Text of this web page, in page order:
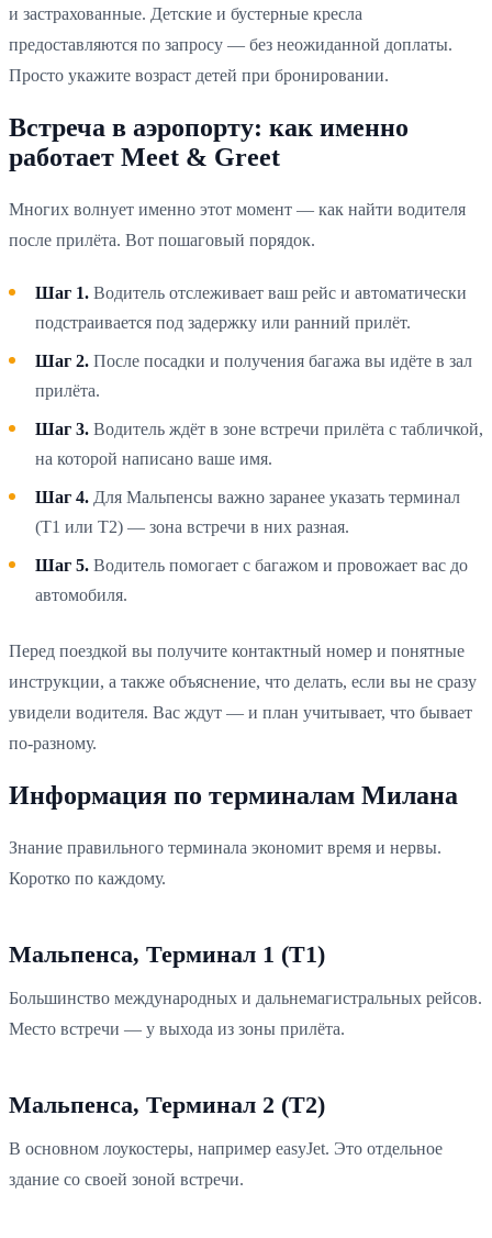
и застрахованные. Детские и бустерные кресла
предоставляются по запросу — без неожиданной доплаты.
Просто укажите возраст детей при бронировании.
Встреча в аэропорту: как именно
работает Meet & Greet
Многих волнует именно этот момент — как найти водителя
после прилёта. Вот пошаговый порядок.
Шаг 1. Водитель отслеживает ваш рейс и автоматически
подстраивается под задержку или ранний прилёт.
Шаг 2. После посадки и получения багажа вы идёте в зал
прилёта.
Шаг 3. Водитель ждёт в зоне встречи прилёта с табличкой,
на которой написано ваше имя.
Шаг 4. Для Мальпенсы важно заранее указать терминал
(T1 или T2) — зона встречи в них разная.
Шаг 5. Водитель помогает с багажом и провожает вас до
автомобиля.
Перед поездкой вы получите контактный номер и понятные
инструкции, а также объяснение, что делать, если вы не сразу
увидели водителя. Вас ждут — и план учитывает, что бывает
по-разному.
Информация по терминалам Милана
Знание правильного терминала экономит время и нервы.
Коротко по каждому.
Мальпенса, Терминал 1 (T1)
Большинство международных и дальнемагистральных рейсов.
Место встречи — у выхода из зоны прилёта.
Мальпенса, Терминал 2 (T2)
В основном лоукостеры, например easyJet. Это отдельное
здание со своей зоной встречи.